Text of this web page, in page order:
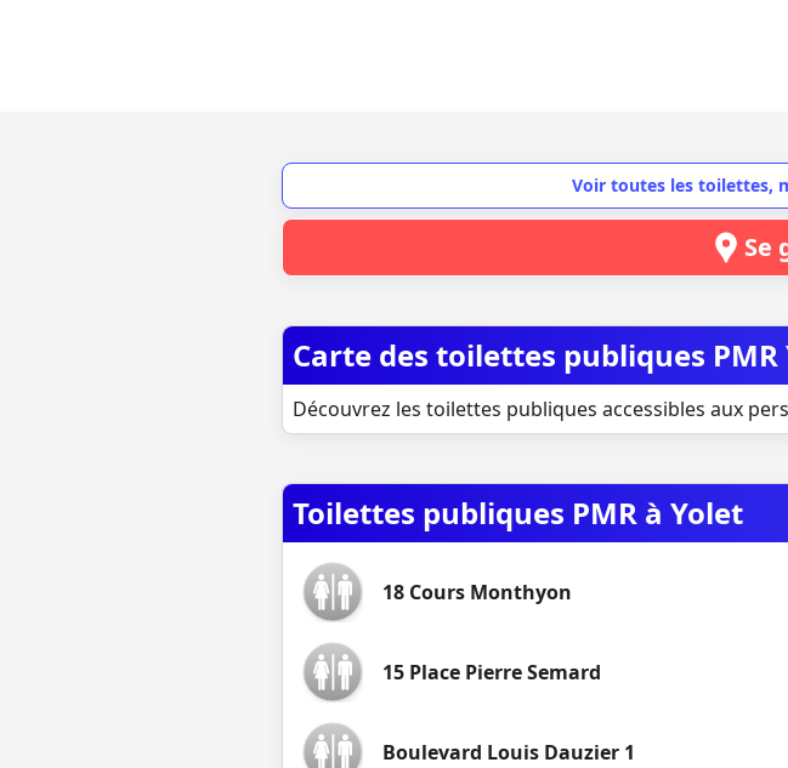
Voir toutes les toilettes,
Se
Carte des toilettes publiques PMR
Découvrez les toilettes publiques accessibles aux
Toilettes publiques PMR à Yolet
18 Cours Monthyon
15 Place Pierre Semard
Boulevard Louis Dauzier 1